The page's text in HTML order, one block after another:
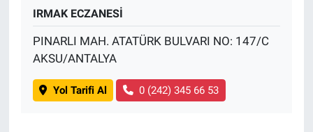
IRMAK ECZANESİ
PINARLI MAH. ATATÜRK BULVARI NO: 147/C
AKSU/ANTALYA
Yol Tarifi Al 0 (242) 345 66 53